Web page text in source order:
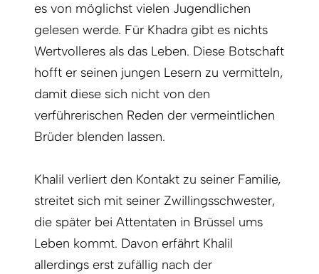
es von möglichst vielen Jugendlichen
gelesen werde. Für Khadra gibt es nichts
Wertvolleres als das Leben. Diese Botschaft
hofft er seinen jungen Lesern zu vermitteln,
damit diese sich nicht von den
verführerischen Reden der vermeintlichen
Brüder blenden lassen.
Khalil verliert den Kontakt zu seiner Familie,
streitet sich mit seiner Zwillingsschwester,
die später bei Attentaten in Brüssel ums
Leben kommt. Davon erfährt Khalil
allerdings erst zufällig nach der